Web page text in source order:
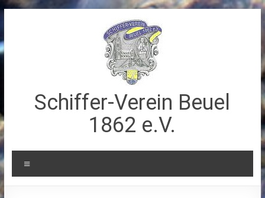
Zum
Schiffer-Verein Beuel
1862 e.V.